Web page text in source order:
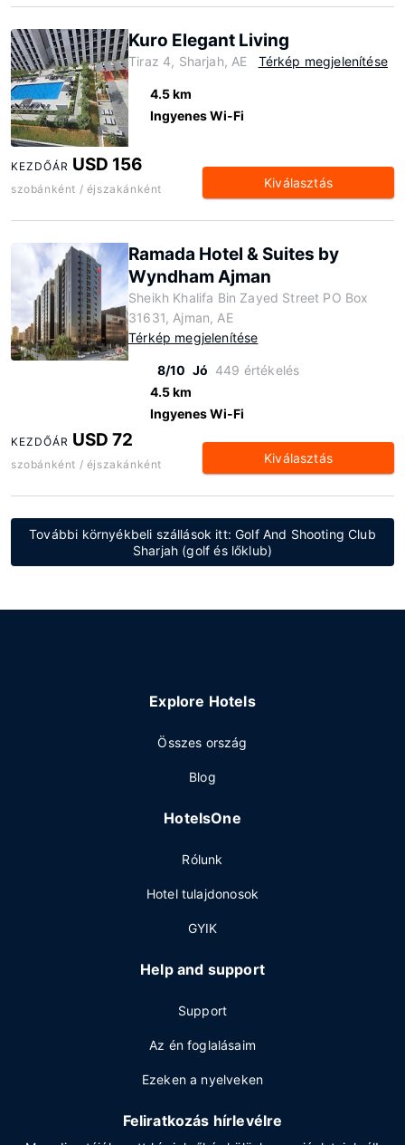
Kuro Elegant Living
Tiraz 4, Sharjah, AE Térkép megjelenítése
4.5 km
Ingyenes Wi-Fi
KEZDŐÁR USD 156
szobánként / éjszakánként Kiválasztás
Ramada Hotel & Suites by
Wyndham Ajman
Sheikh Khalifa Bin Zayed Street PO Box
31631, Ajman, AE
Térkép megjelenítése
8/10 Jó 449 értékelés
4.5 km
Ingyenes Wi-Fi
KEZDŐÁR USD 72
szobánként / éjszakánként Kiválasztás
További környékbeli szállások itt: Golf And Shooting Club
Sharjah (golf és lőklub)
Explore Hotels
Összes ország
Blog
HotelsOne
Rólunk
Hotel tulajdonosok
GYIK
Help and support
Support
Az én foglalásaim
Ezeken a nyelveken
Feliratkozás hírlevélre